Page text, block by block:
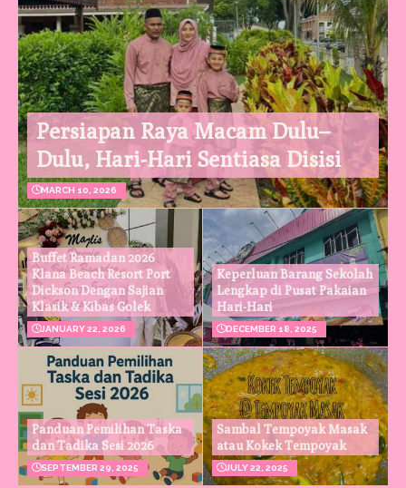
Persiapan Raya Macam Dulu–
Dulu, Hari-Hari Sentiasa Disisi
MARCH 10, 2026
Buffet Ramadan 2026
Klana Beach Resort Port
Dickson Dengan Sajian
Klasik & Kibas Golek
JANUARY 22, 2026
Keperluan Barang Sekolah
Lengkap di Pusat Pakaian
Hari-Hari
DECEMBER 18, 2025
Panduan Pemilihan Taska
dan Tadika Sesi 2026
SEPTEMBER 29, 2025
Sambal Tempoyak Masak
atau Kokek Tempoyak
JULY 22, 2025